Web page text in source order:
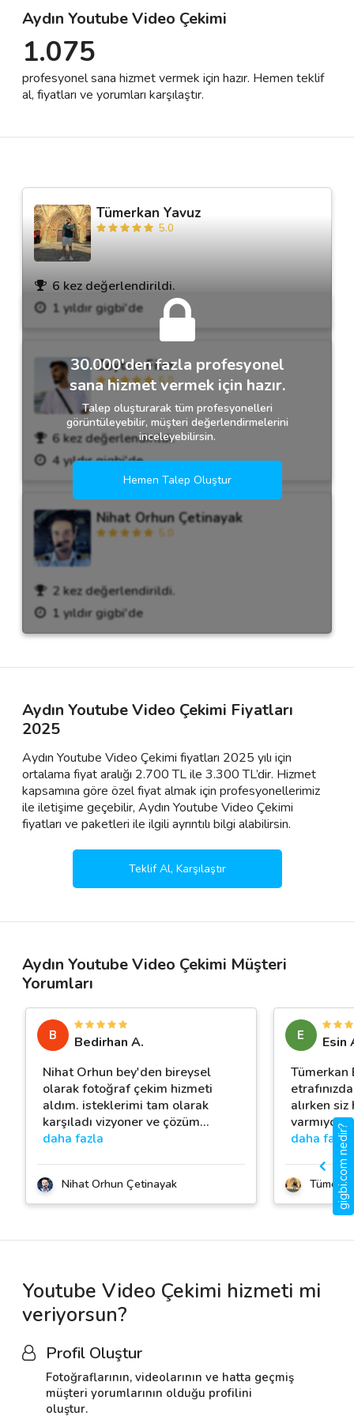
Destek
İletişim
Aydın Youtube Video Çekimi
1.075
profesyonel sana hizmet vermek için hazır. Hemen teklif
al, fiyatları ve yorumları karşılaştır.
Tümerkan Yavuz
5.0
6 kez değerlendirildi.
1 yıldır gigbi'de
Zeytun Film
5.0
6 kez değerlendirildi.
4 yıldır gigbi'de
Nihat Orhun Çetinayak
5.0
2 kez değerlendirildi.
1 yıldır gigbi'de
30.000'den fazla profesyonel
sana hizmet vermek için hazır.
Talep oluşturarak tüm profesyonelleri
görüntüleyebilir, müşteri değerlendirmelerini
inceleyebilirsin.
Hemen Talep Oluştur
Aydın Youtube Video Çekimi Fiyatları
2025
Aydın Youtube Video Çekimi fiyatları 2025 yılı için
ortalama fiyat aralığı 2.700 TL ile 3.300 TL’dir. Hizmet
kapsamına göre özel fiyat almak için profesyonellerimiz
ile iletişime geçebilir, Aydın Youtube Video Çekimi
fiyatları ve paketleri ile ilgili ayrıntılı bilgi alabilirsin.
Teklif Al, Karşılaştır
Aydın Youtube Video Çekimi Müşteri
Yorumları
B
Bedirhan A.
Nihat Orhun bey'den bireysel
olarak fotoğraf çekim hizmeti
aldım. isteklerimi tam olarak
karşıladı vizyoner ve çözüm…
daha fazla
Nihat Orhun Çetinayak
E
Esin
Tümerkan
alırken
daha fazla
Youtube Video Çekimi hizmeti mi
veriyorsun?
Profil Oluştur
Fotoğraflarının, videolarının ve hatta geçmiş
müşteri yorumlarının olduğu profilini
oluştur.
gigbi.com nedir?